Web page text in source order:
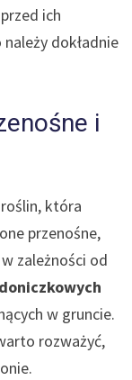
ich
dokładnie
i
która
przenośne,
zależności od
w gruncie.
rozważyć,